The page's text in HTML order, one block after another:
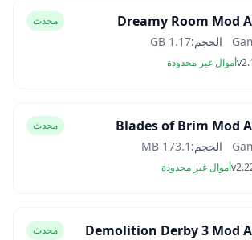
Dreamy Room Mod محدث
الحجم:1.17 GB
أموال غير محدودة
Blades of Brim Mod محدث
الحجم: 173.1 MB
أموال غير محدودة
Demolition Derby 3 Mod محدث